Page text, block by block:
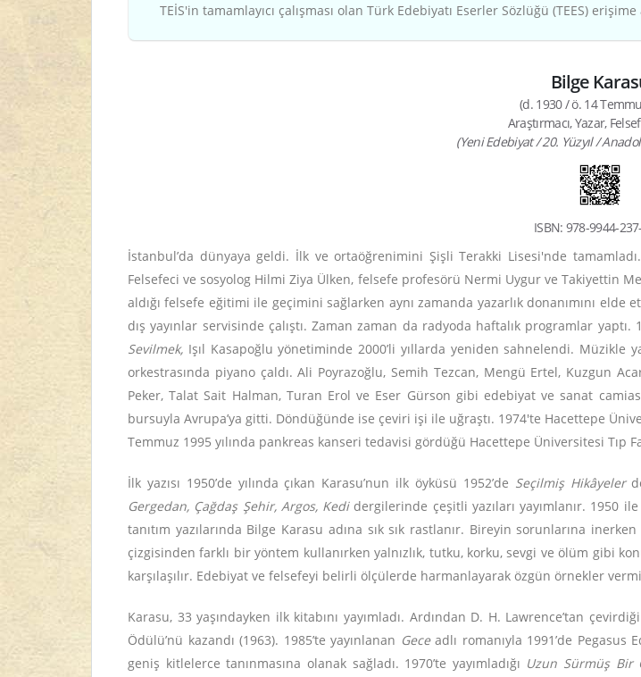
TEİS'in tamamlayıcı çalışması olan Türk Edebiyatı Eserler Sözlüğü (TEES) erişime
Bilge
(d. 1930 / ö. 14
Araştırmacı, Yazar,
(Yeni Edebiyat / 20. Yüzyıl /
ISBN: 978-9944-
İstanbul’da dünyaya geldi. İlk ve ortaöğrenimini Şişli Terakki Lisesi'nde
Felsefeci ve sosyolog Hilmi Ziya Ülken, felsefe profesörü Nermi Uygur ve Takiyettin
aldığı felsefe eğitimi ile geçimini sağlarken aynı zamanda yazarlık donanımını elde
dış yayınlar servisinde çalıştı. Zaman zaman da radyoda haftalık programlar
Sevilmek, Işıl Kasapoğlu yönetiminde 2000’li yıllarda yeniden sahnelendi. Müzikle
orkestrasında piyano çaldı. Ali Poyrazoğlu, Semih Tezcan, Mengü Ertel, Kuzgun
Peker, Talat Sait Halman, Turan Erol ve Eser Gürson gibi edebiyat ve sanat
bursuyla Avrupa’ya gitti. Döndüğünde ise çeviri işi ile uğraştı. 1974'te Hacettepe
Temmuz 1995 yılında pankreas kanseri tedavisi gördüğü Hacettepe Üniversitesi Tıp
İlk yazısı 1950’de yılında çıkan Karasu’nun ilk öyküsü 1952’de Seçilmiş Hikâyeler
Gergedan, Çağdaş Şehir, Argos, Kedidergilerinde çeşitli yazıları yayımlanır. 1950
tanıtım yazılarında Bilge Karasu adına sık sık rastlanır. Bireyin sorunlarına
çizgisinden farklı bir yöntem kullanırken yalnızlık, tutku, korku, sevgi ve ölüm gibi
karşılaşılır. Edebiyat ve felsefeyi belirli ölçülerde harmanlayarak özgün örnekler
Karasu, 33 yaşındayken ilk kitabını yayımladı. Ardından D. H. Lawrence’tan çevirdiği
Ödülü’nü kazandı (1963). 1985’te yayınlanan Geceadlı romanıyla 1991’de Pegasus
geniş kitlelerce tanınmasına olanak sağladı. 1970’te yayımladığı Uzun Sürmüş Bir